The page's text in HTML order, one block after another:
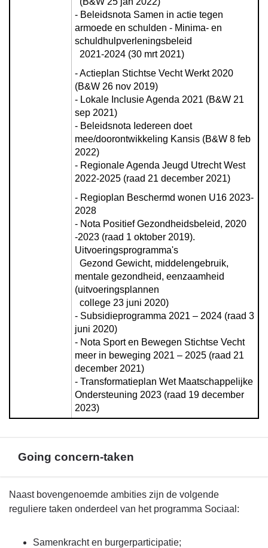
- Beleidsnota Samen in actie tegen
armoede en schulden - Minima- en
schuldhulpverleningsbeleid
  2021-2024 (30 mrt 2021)
- Actieplan Stichtse Vecht Werkt 2020
(B&W 26 nov 2019)
- Lokale Inclusie Agenda 2021 (B&W 21
sep 2021)
- Beleidsnota Iedereen doet
mee/doorontwikkeling Kansis (B&W 8 feb
2022)
- Regionale Agenda Jeugd Utrecht West
2022-2025 (raad 21 december 2021)
- Regioplan Beschermd wonen U16 2023-
2028
- Nota Positief Gezondheidsbeleid, 2020
-2023 (raad 1 oktober 2019).
Uitvoeringsprogramma's
mentale gezondheid, eenzaamheid
(uitvoeringsplannen
- Subsidieprogramma 2021 – 2024 (raad 3
juni 2020)
- Nota Sport en Bewegen Stichtse Vecht
meer in beweging 2021 – 2025 (raad 21
december 2021)
- Transformatieplan Wet Maatschappelijke
Ondersteuning 2023 (raad 19 december
2023)
Going concern-taken
Terug
naar
Naast bovengenoemde ambities zijn de volgende
reguliere taken onderdeel van het programma Sociaal:
Samenkracht en burgerparticipatie;